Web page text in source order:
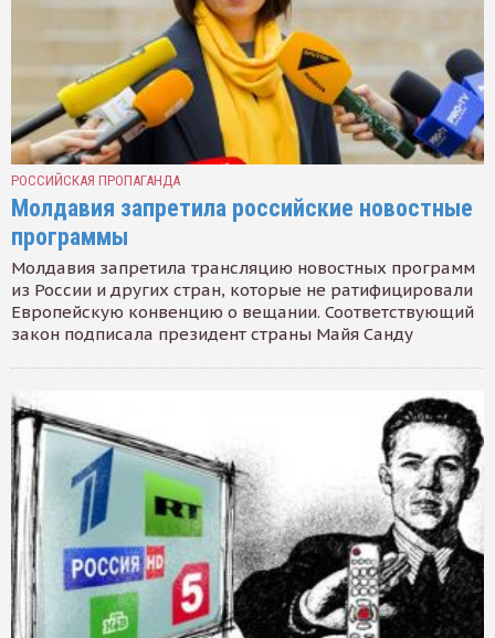
РОССИЙСКАЯ ПРОПАГАНДА
Молдавия запретила российские новостные
программы
Молдавия запретила трансляцию новостных программ
из России и других стран, которые не ратифицировали
Европейскую конвенцию о вещании. Соответствующий
закон подписала президент страны Майя Санду